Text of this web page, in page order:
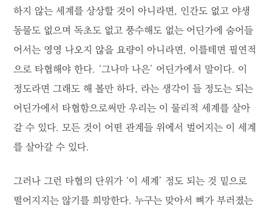
하지 않는 세계를 상상할 것이 아니라면, 인간도 없고 야생
동물도 없으며 독초도 없고 풍수해도 없는 어딘가에 숨어들
어서는 영영 나오지 않을 요량이 아니라면, 이를테면 필연적
으로 타협해야 한다. ‘그나마 나은’ 어딘가에서 말이다. 이
정도라면 그래도 해 볼만 하다, 라는 생각이 들 정도는 되는
어딘가에서 타협함으로써만 우리는 이 물리적 세계를 살아
갈 수 있다. 모든 것이 어떤 관계들 위에서 벌어지는 이 세계
를 살아갈 수 있다.
그러나 그런 타협의 단위가 ‘이 세계’ 정도 되는 것 밑으로
떨어지지는 않기를 희망한다. 누구는 맞아서 뼈가 부러졌는